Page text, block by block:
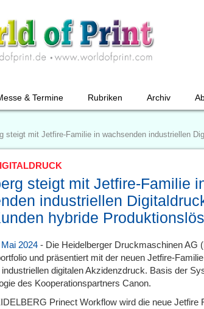
& Termine Rubriken Archiv
steigt mit Jetfire-Familie in wachsenden industriellen
steigt mit Jetfire-Familie
industriellen
hybride
2024 - Die Heidelberger Druckmaschinen AG
und präsentiert mit der neuen Jetfire-
digitalen Akzidenzdruck. Basis der
des Kooperationspartners Canon.
Prinect Workflow wird die neue Jetfire